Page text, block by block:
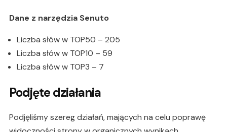
Dane z narzędzia Senuto
Liczba słów w TOP50 – 205
Liczba słów w TOP10 – 59
Liczba słów w TOP3 – 7
Podjęte działania
Podjęliśmy szereg działań, mających na celu poprawę